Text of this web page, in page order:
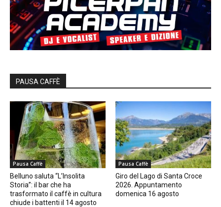
PAUSA CAFFÈ
Pausa Caffè
Belluno saluta “L’Insolita
Storia”: il bar che ha
trasformato il caffè in cultura
chiude i battenti il 14 agosto
Pausa Caffè
Giro del Lago di Santa Croce
2026. Appuntamento
domenica 16 agosto